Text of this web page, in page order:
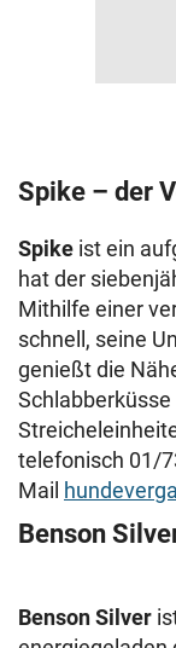
Spike – der
Spike ist ein
hat der
Mithilfe einer
schnell, seine
genießt die
telefonisch 01/
Mail
Benson
Benson Silver